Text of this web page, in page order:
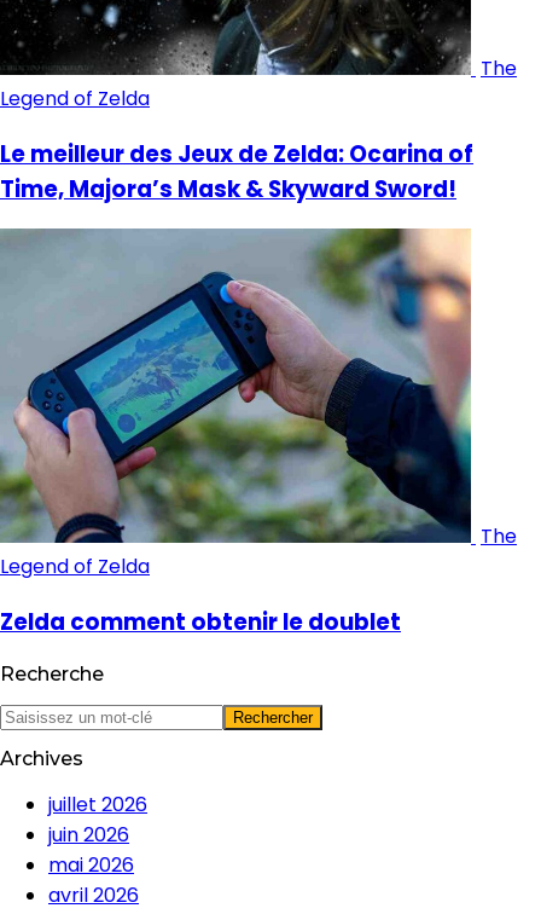
The
Legend of Zelda
Le meilleur des Jeux de Zelda: Ocarina of
Time, Majora’s Mask & Skyward Sword!
The
Legend of Zelda
Zelda comment obtenir le doublet
Recherche
Archives
juillet 2026
juin 2026
mai 2026
avril 2026